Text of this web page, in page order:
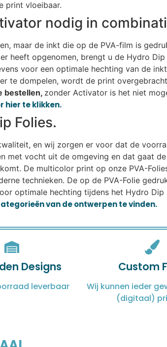
print vloeibaar.
nodig in
maar de inkt die op de PVA-film is
heeft opgenomen, brengt u de Hydro
voor een optimale hechting van de
te dompelen, wordt de print
bestellen, zonder Activator is het niet
hier te klikken.
Folies.
en wij zorgen er voor dat de
met vocht uit de omgeving en dat gaat
De multicolor print op onze PVA-
technieken. De op de PVA-Folie
optimale hechting tijdens het Hydro
van de ontwerpen te vinden.
Designs
leverbaar
Custom
Wij kunnen ieder
(digitaal)